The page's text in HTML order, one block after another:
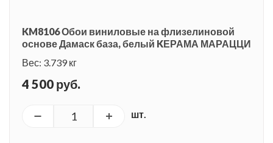
KM8106 Обои виниловые на флизелиновой
основе Дамаск база, белый KЕРАМА МАРАЦЦИ
Вес: 3.739 кг
4 500 руб.
шт.